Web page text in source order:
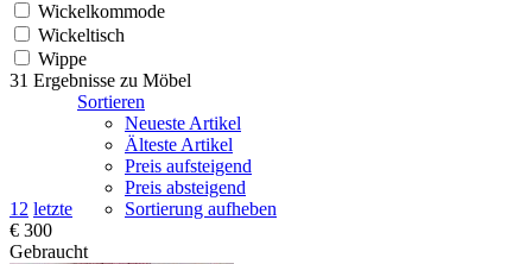
Wickelkommode
Wickeltisch
Wippe
31 Ergebnisse zu Möbel
1 2 letzte
Sortieren
Neueste Artikel
Älteste Artikel
Preis aufsteigend
Preis absteigend
Sortierung aufheben
€ 300
Gebraucht